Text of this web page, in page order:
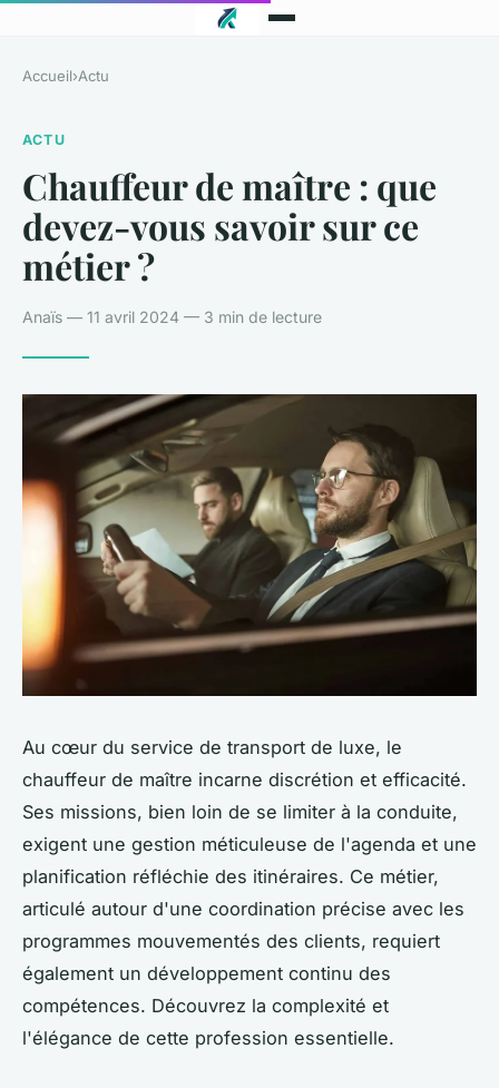
Accueil›Actu
ACTU
Chauffeur de maître : que
devez-vous savoir sur ce
métier ?
Anaïs — 11 avril 2024 — 3 min de lecture
Au cœur du service de transport de luxe, le
chauffeur de maître incarne discrétion et efficacité.
Ses missions, bien loin de se limiter à la conduite,
exigent une gestion méticuleuse de l'agenda et une
planification réfléchie des itinéraires. Ce métier,
articulé autour d'une coordination précise avec les
programmes mouvementés des clients, requiert
également un développement continu des
compétences. Découvrez la complexité et
l'élégance de cette profession essentielle.